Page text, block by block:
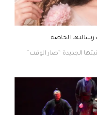
الخاصة
الجديدة “صار الوقت”